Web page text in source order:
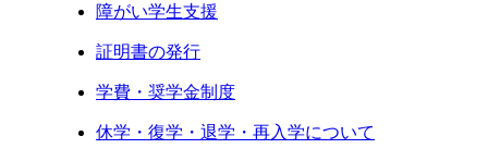
障がい学生支援
証明書の発行
学費・奨学金制度
休学・復学・退学・再入学について